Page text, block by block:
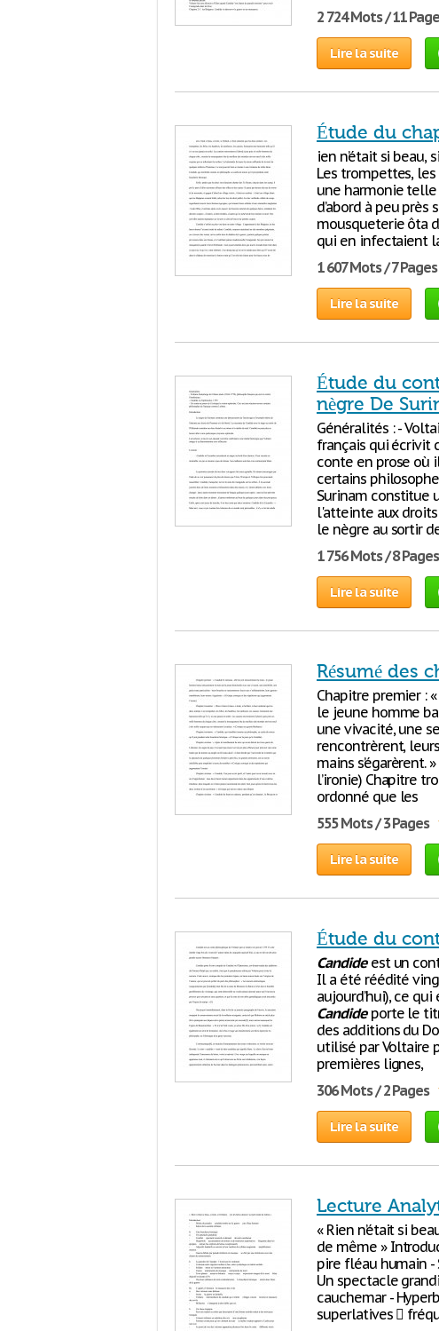
2 724 Mots / 11
Lire la suite
Étude du
ien n’était si beau,
Les trompettes,
une harmonie telle
d’abord à peu
mousqueterie ôta
qui en infectaient
1 607 Mots / 7 Pages
Lire la suite
Étude du
nègre De
Généralités : -
français qui écrivit
conte en prose où
certains
Surinam constitue
l'atteinte aux
le nègre au sortir
1 756 Mots / 8 Pages
Lire la suite
Résumé des
Chapitre premier : «
le jeune homme
une vivacité, une
rencontrèrent,
mains
l’ironie) Chapitre
ordonné que les
555 Mots / 3 Pages
Lire la suite
Étude du
Candideest un
Il a été réédité
aujourd’hui), ce
Candideporte le
des additions du
utilisé par Voltaire
premières lignes,
306 Mots / 2 Pages
Lire la suite
Lecture
« Rien n’était si
de même »
pire fléau humain -
Un spectacle
cauchemar -
superlatives 